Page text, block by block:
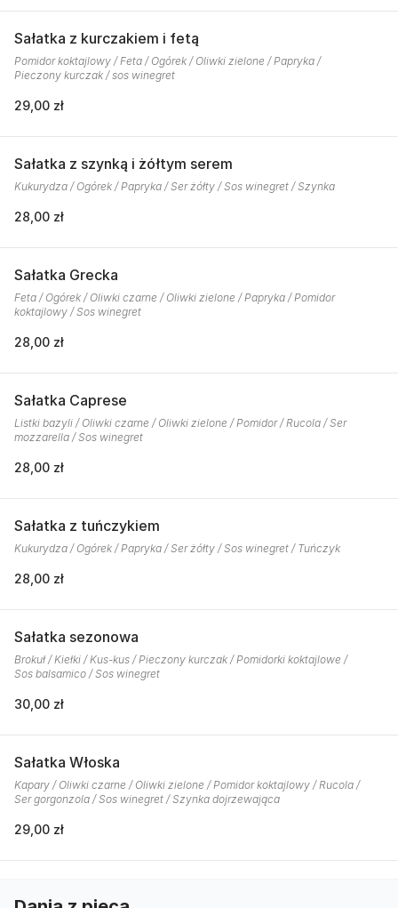
Sałatka z kurczakiem i fetą
Pomidor koktajlowy / Feta / Ogórek / Oliwki zielone / Papryka /
Pieczony kurczak / sos winegret
29,00 zł
Sałatka z szynką i żółtym serem
Kukurydza / Ogórek / Papryka / Ser żółty / Sos winegret / Szynka
28,00 zł
Sałatka Grecka
Feta / Ogórek / Oliwki czarne / Oliwki zielone / Papryka / Pomidor
koktajlowy / Sos winegret
28,00 zł
Sałatka Caprese
Listki bazyli / Oliwki czarne / Oliwki zielone / Pomidor / Rucola / Ser
mozzarella / Sos winegret
28,00 zł
Sałatka z tuńczykiem
Kukurydza / Ogórek / Papryka / Ser żółty / Sos winegret / Tuńczyk
28,00 zł
Sałatka sezonowa
Brokuł / Kiełki / Kus-kus / Pieczony kurczak / Pomidorki koktajlowe /
Sos balsamico / Sos winegret
30,00 zł
Sałatka Włoska
Kapary / Oliwki czarne / Oliwki zielone / Pomidor koktajlowy / Rucola /
Ser gorgonzola / Sos winegret / Szynka dojrzewająca
29,00 zł